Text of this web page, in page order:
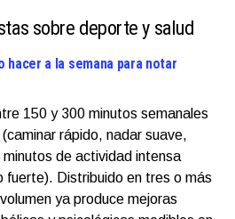
sobre deporte y salud
a la semana para notar
150 y 300 minutos semanales
rápido, nadar suave,
de actividad intensa
fuerte). Distribuido en tres o más
ya produce mejoras